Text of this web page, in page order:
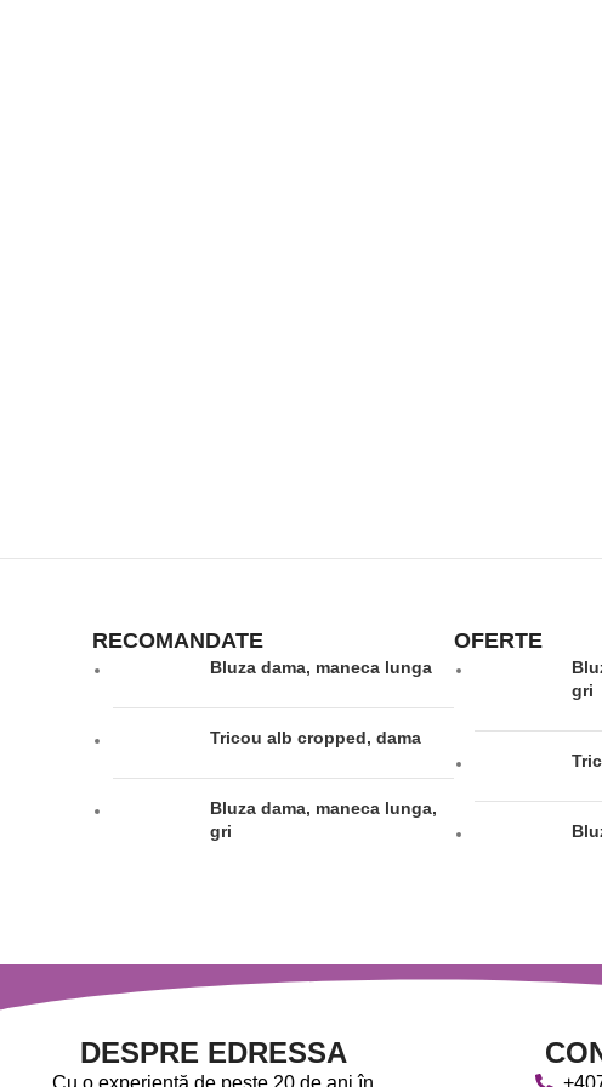
RECOMANDATE
Bluza dama, maneca lunga
Tricou alb cropped, dama
Bluza dama, maneca lunga,
gri
OFERTE
gri
DESPRE EDRESSA
Cu o experiență de peste 20 de ani în